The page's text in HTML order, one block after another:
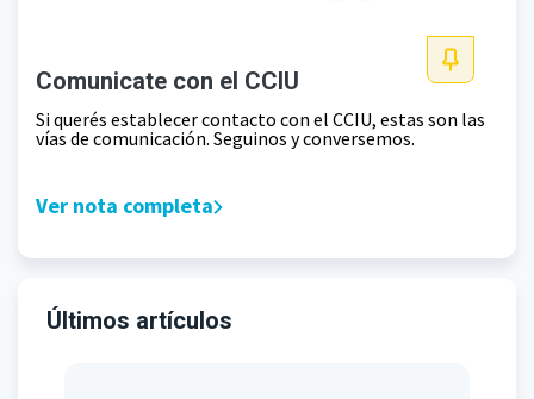
Comunicate con el CCIU
Si querés establecer contacto con el CCIU, estas son las
vías de comunicación. Seguinos y conversemos.
Ver nota completa
Últimos artículos